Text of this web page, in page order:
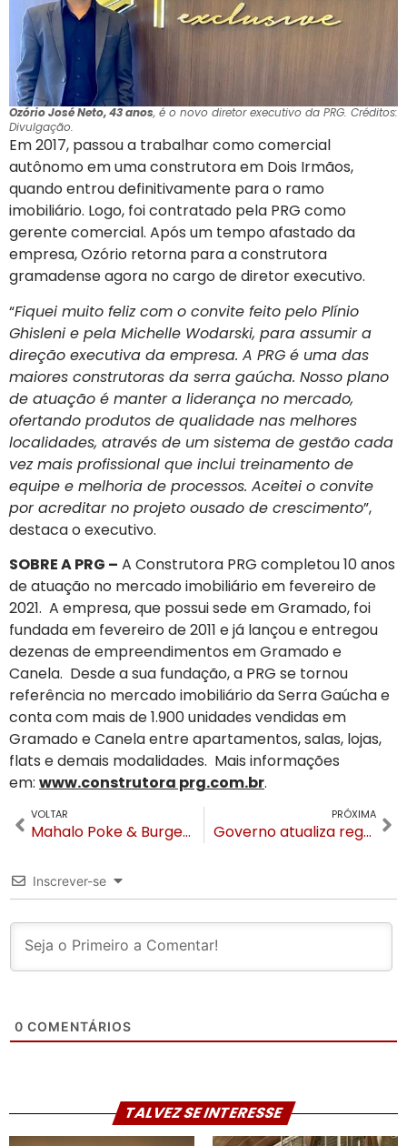
Ozório José Neto, 43 anos, é o novo diretor executivo da PRG. Créditos:
Divulgação.
Em 2017, passou a trabalhar como comercial
autônomo em uma construtora em Dois Irmãos,
quando entrou definitivamente para o ramo
imobiliário. Logo, foi contratado pela PRG como
gerente comercial. Após um tempo afastado da
empresa, Ozório retorna para a construtora
gramadense agora no cargo de diretor executivo.
“Fiquei muito feliz com o convite feito pelo Plínio
Ghisleni e pela Michelle Wodarski, para assumir a
direção executiva da empresa. A PRG é uma das
maiores construtoras da serra gaúcha. Nosso plano
de atuação é manter a liderança no mercado,
ofertando produtos de qualidade nas melhores
localidades, através de um sistema de gestão cada
vez mais profissional que inclui treinamento de
equipe e melhoria de processos. Aceitei o convite
por acreditar no projeto ousado de crescimento”,
destaca o executivo.
SOBRE A PRG – A Construtora PRG completou 10 anos
de atuação no mercado imobiliário em fevereiro de
2021. A empresa, que possui sede em Gramado, foi
fundada em fevereiro de 2011 e já lançou e entregou
dezenas de empreendimentos em Gramado e
Canela. Desde a sua fundação, a PRG se tornou
referência no mercado imobiliário da Serra Gaúcha e
conta com mais de 1.900 unidades vendidas em
Gramado e Canela entre apartamentos, salas, lojas,
flats e demais modalidades. Mais informações
em: www.construtora prg.com.br.
VOLTAR
Mahalo Poke & Burger: delivery inédito é sensação em Gramado e Canela
PRÓXIMA
Governo atualiza regras para jogos de futebol, restaurantes, parques e museus
Inscrever-se
0 COMENTÁRIOS
TALVEZ SE INTERESSE